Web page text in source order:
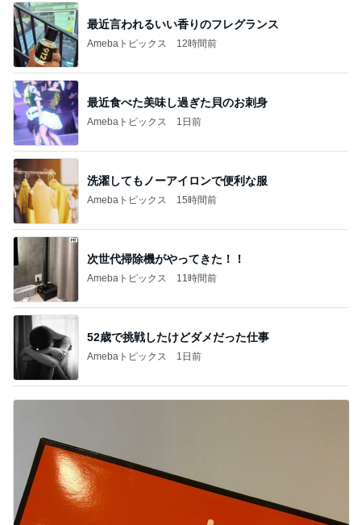
最近言われるいい香りのフレグランス
Amebaトピックス 12時間前
最近食べた美味し過ぎた貝のお刺身
Amebaトピックス 1日前
洗濯してもノーアイロンで便利な服
Amebaトピックス 15時間前
次世代掃除機がやってきた！！
Amebaトピックス 11時間前
52歳で挑戦したけどダメだった仕事
Amebaトピックス 1日前